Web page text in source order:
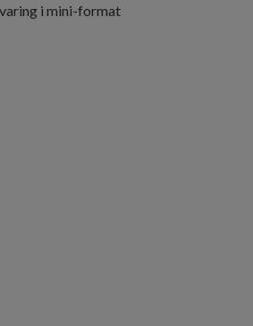
i mini-format